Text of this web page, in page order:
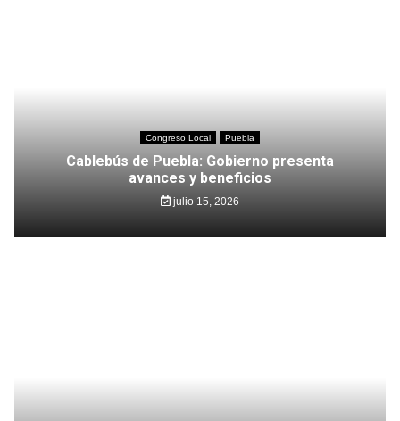
Congreso Local Puebla
Cablebús de Puebla: Gobierno presenta
avances y beneficios
julio 15, 2026